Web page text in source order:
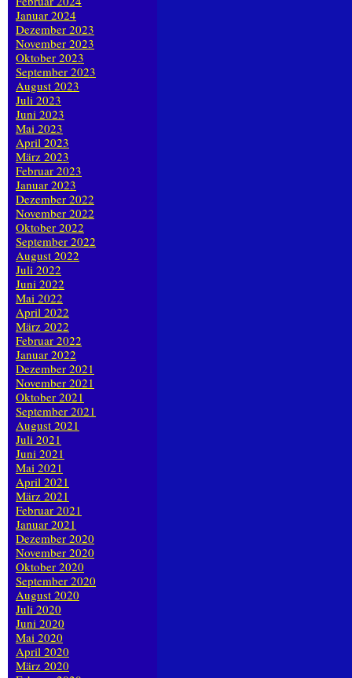
Januar 2024
Dezember 2023
November 2023
Oktober 2023
September 2023
August 2023
Juli 2023
Juni 2023
Mai 2023
April 2023
März 2023
Februar 2023
Januar 2023
Dezember 2022
November 2022
Oktober 2022
September 2022
August 2022
Juli 2022
Juni 2022
Mai 2022
April 2022
März 2022
Februar 2022
Januar 2022
Dezember 2021
November 2021
Oktober 2021
September 2021
August 2021
Juli 2021
Juni 2021
Mai 2021
April 2021
März 2021
Februar 2021
Januar 2021
Dezember 2020
November 2020
Oktober 2020
September 2020
August 2020
Juli 2020
Juni 2020
Mai 2020
April 2020
März 2020